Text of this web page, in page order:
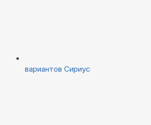
вариантов Сириус